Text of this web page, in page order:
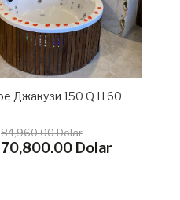
Джакузи 150 Q H 60
84,960.00 Dolar
70,800.00 Dolar